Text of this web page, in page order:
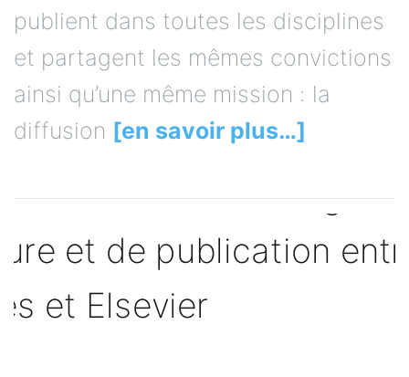
publient dans toutes les disciplines
et partagent les mêmes convictions
ainsi qu’une même mission : la
diffusion [en savoir plus…]